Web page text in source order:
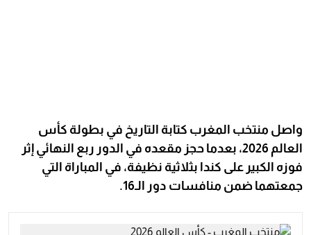
واصل منتخب المغرب كتابة التاريخ في بطولة كأس
العالم 2026، بعدما حجز مقعده في الدور ربع النهائي إثر
فوزه الكبير على كندا بثلاثية نظيفة، في المباراة التي
جمعتهما ضمن منافسات دور الـ16.